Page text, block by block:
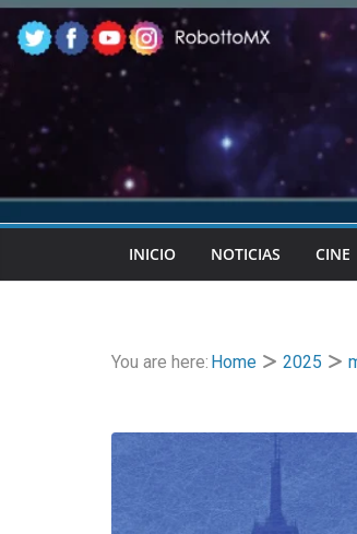
Skip
to
content
INICIO NOTICIAS CINE
You are here: Home 2025